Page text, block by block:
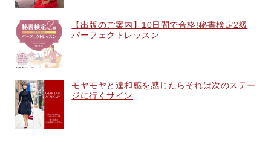
【出版のご案内】10日間で合格!秘書検定2級
パーフェクトレッスン
モヤモヤと違和感を感じたらそれは次のステー
ジに行くサイン